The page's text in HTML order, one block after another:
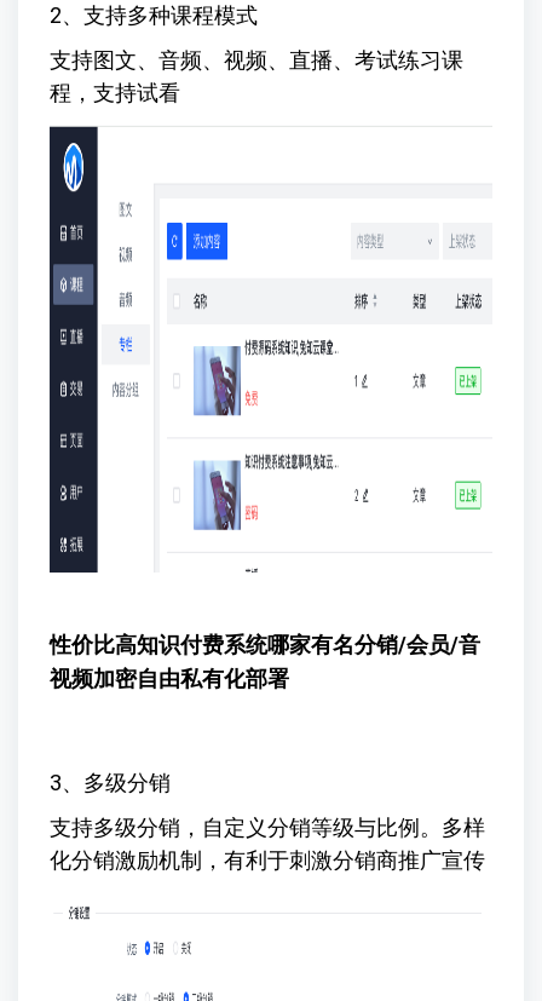
2、支持多种课程模式
支持图文、音频、视频、直播、考试练习课
程，支持试看
性价比高知识付费系统哪家有名分销/会员/音
视频加密自由私有化部署
3、多级分销
支持多级分销，自定义分销等级与比例。多样
化分销激励机制，有利于刺激分销商推广宣传